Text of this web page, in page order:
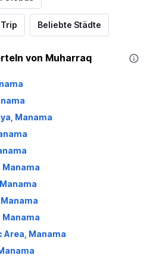
Beliebte Städte
von Muharraq
Manama
Manama
Manama
Manama